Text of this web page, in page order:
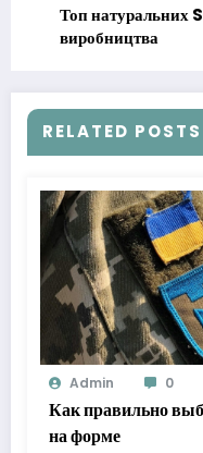
Топ натуральних
виробництва
RELATED POSTS
Admin 0
Как правильно
на форме